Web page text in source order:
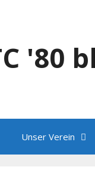
'80
Unser Verein